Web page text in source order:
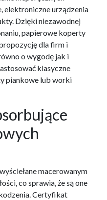
elektroniczne urządzenia
Dzięki niezawodnej
papierowe koperty
dla firm i
o wygodę jak i
klasyczne
piankowe lub worki
macerowanym
co sprawia, że są one
Certyfikat